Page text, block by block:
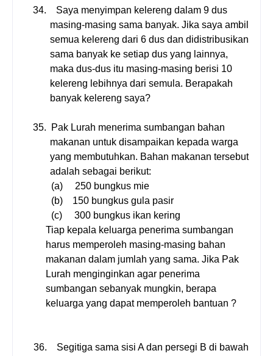
34.
Saya menyimpan kelereng dalam 9 dus
masing-masing sama banyak. Jika saya ambil
semua kelereng dari 6 dus dan didistribusikan
sama banyak ke setiap dus yang lainnya,
maka dus-dus itu masing-masing berisi 10
kelereng lebihnya dari semula. Berapakah
banyak kelereng saya?
35.
Pak Lurah menerima sumbangan bahan
makanan untuk disampaikan kepada warga
yang membutuhkan. Bahan makanan tersebut
adalah sebagai berikut:
(a)
250 bungkus mie
(b)
150 bungkus gula pasir
(c)
300 bungkus ikan kering
Tiap kepala keluarga penerima sumbangan
harus memperoleh masing-masing bahan
makanan dalam jumlah yang sama. Jika Pak
Lurah menginginkan agar penerima
sumbangan sebanyak mungkin, berapa
keluarga yang dapat memperoleh bantuan ?
36.
Segitiga sama sisi A dan persegi B di bawah